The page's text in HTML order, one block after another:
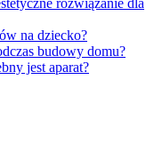
na dziecko?
budowy domu?
jest aparat?